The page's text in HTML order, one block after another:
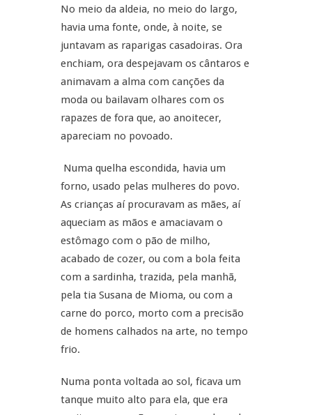
No meio da aldeia, no meio do largo,
havia uma fonte, onde, à noite, se
juntavam as raparigas casadoiras. Ora
enchiam, ora despejavam os cântaros e
animavam a alma com canções da
moda ou bailavam olhares com os
rapazes de fora que, ao anoitecer,
apareciam no povoado.
Numa quelha escondida, havia um
forno, usado pelas mulheres do povo.
As crianças aí procuravam as mães, aí
aqueciam as mãos e amaciavam o
estômago com o pão de milho,
acabado de cozer, ou com a bola feita
com a sardinha, trazida, pela manhã,
pela tia Susana de Mioma, ou com a
carne do porco, morto com a precisão
de homens calhados na arte, no tempo
frio.
Numa ponta voltada ao sol, ficava um
tanque muito alto para ela, que era